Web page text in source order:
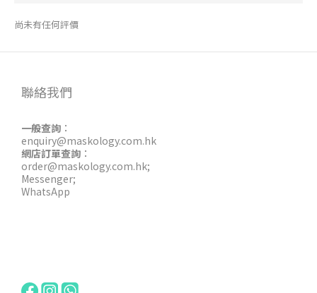
尚未有任何評價
聯絡我們
一般查詢 ：
enquiry@maskology.com.hk
網店訂單查詢 ：
order@maskology.com.hk;
Messenger;
WhatsApp